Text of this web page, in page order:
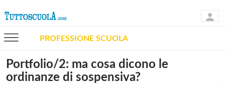
PROFESSIONE SCUOLA
Portfolio/2: ma cosa dicono le
ordinanze di sospensiva?